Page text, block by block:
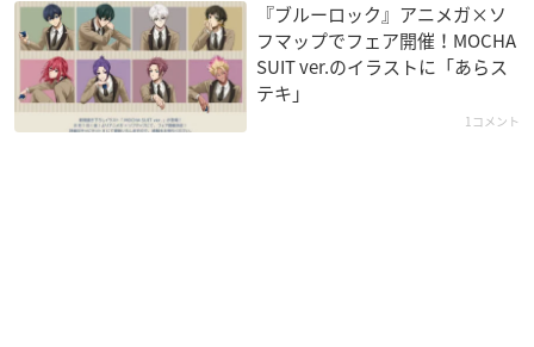
『ブルーロック』アニメガ×ソ
フマップでフェア開催！MOCHA
SUIT ver.のイラストに「あらス
テキ」
1コメント